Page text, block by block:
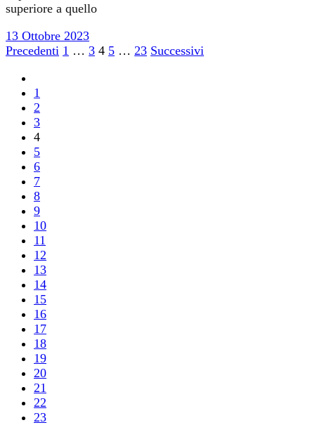
superiore a quello
13 Ottobre 2023
Paginazione
degli
articoli
Precedenti 1 … 3 4 5 … 23 Successivi
1
2
3
4
5
6
7
8
9
10
11
12
13
14
15
16
17
18
19
20
21
22
23